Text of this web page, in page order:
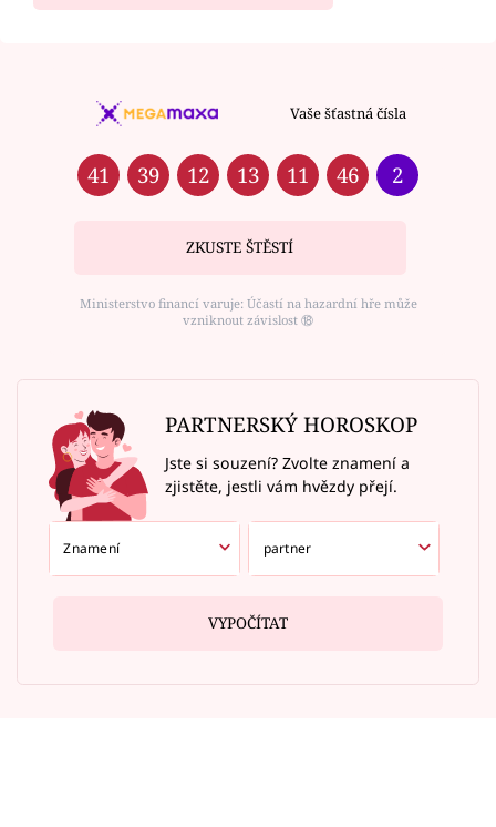
Vaše šťastná čísla
41 39 12 13 11 46 2
ZKUSTE ŠTĚSTÍ
Ministerstvo financí varuje: Účastí na hazardní hře může
vzniknout závislost ⑱
PARTNERSKÝ HOROSKOP
Jste si souzení? Zvolte znamení a
zjistěte, jestli vám hvězdy přejí.
VYPOČÍTAT